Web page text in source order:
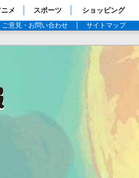
メ スポーツ ショッピング
ご意見・お問い合わせ サイトマップ